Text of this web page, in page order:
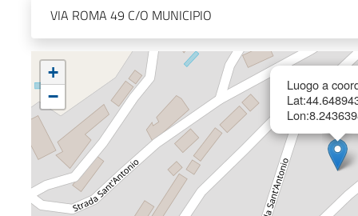
VIA ROMA 49 C/O MUNICIPIO
Luogo a
+
−